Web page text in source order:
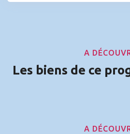
A
Les biens de ce
A